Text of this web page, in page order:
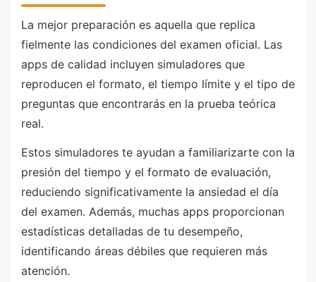
La mejor preparación es aquella que replica
fielmente las condiciones del examen oficial. Las
apps de calidad incluyen simuladores que
reproducen el formato, el tiempo límite y el tipo de
preguntas que encontrarás en la prueba teórica
real.
Estos simuladores te ayudan a familiarizarte con la
presión del tiempo y el formato de evaluación,
reduciendo significativamente la ansiedad el día
del examen. Además, muchas apps proporcionan
estadísticas detalladas de tu desempeño,
identificando áreas débiles que requieren más
atención.